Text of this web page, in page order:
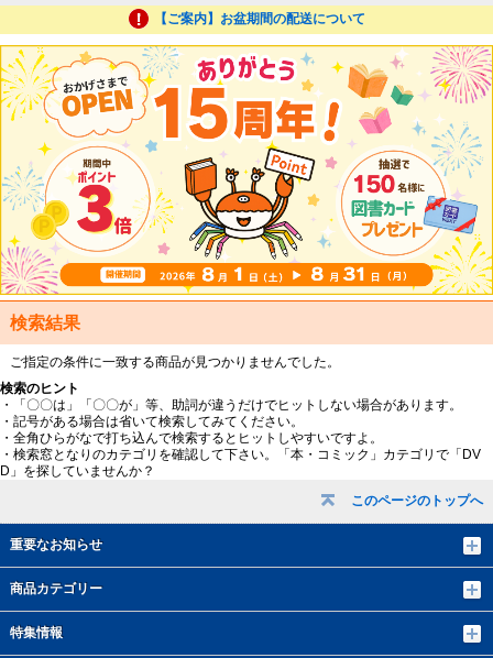
【ご案内】お盆期間の配送について
このページのトップへ
重要なお知らせ
商品カテゴリー
特集情報
検索結果
ご指定の条件に一致する商品が見つかりませんでした。
検索のヒント
・「〇〇は」「〇〇が」等、助詞が違うだけでヒットしない場合があります。
・記号がある場合は省いて検索してみてください。
・全角ひらがなで打ち込んで検索するとヒットしやすいですよ。
・検索窓となりのカテゴリを確認して下さい。「本・コミック」カテゴリで「DV
D」を探していませんか？